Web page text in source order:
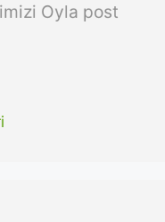
Oyla post